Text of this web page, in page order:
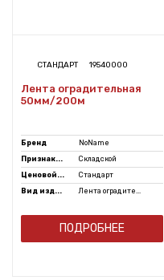
СТАНДАРТ 19540000
Лента оградительная
50мм/200м
Бренд
NoName
Признак...
Складской
Ценовой...
Стандарт
Вид изд...
Лента оградите...
ПОДРОБНЕЕ